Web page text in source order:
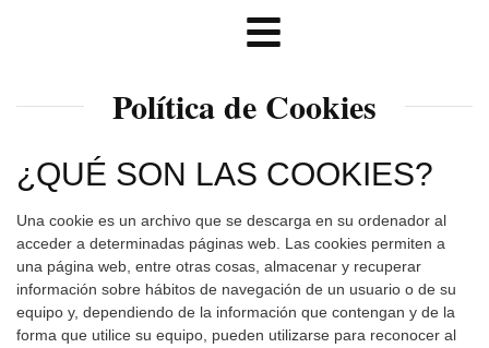
Política de Cookies
¿QUÉ SON LAS COOKIES?
Una cookie es un archivo que se descarga en su ordenador al
acceder a determinadas páginas web. Las cookies permiten a
una página web, entre otras cosas, almacenar y recuperar
información sobre hábitos de navegación de un usuario o de su
equipo y, dependiendo de la información que contengan y de la
forma que utilice su equipo, pueden utilizarse para reconocer al